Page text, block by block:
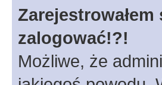
zalogować!?!
Możliwe, że